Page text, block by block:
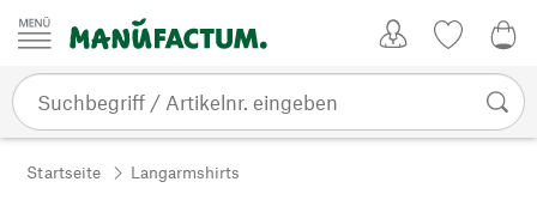
Zum Inhalt springen
Startseite Langarmshirts